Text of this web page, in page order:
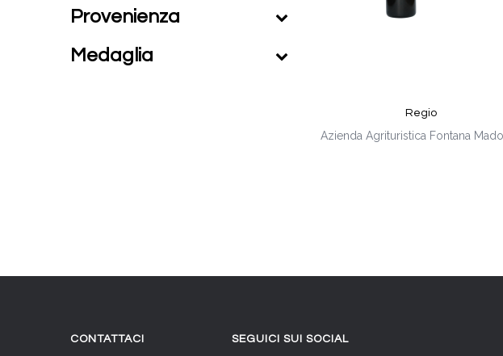
Regio
Azienda Agrituristica Fontana
Provenienza
Medaglia
CONTATTACI SEGUICI SUI SOCIAL